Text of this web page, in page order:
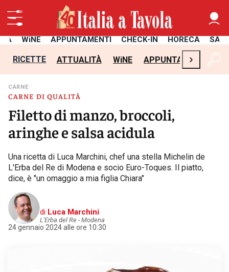
WiNE APPUNTAMENTI CHECK-IN HORECA
RICETTE ATTUALITÀ WiNE APPUNTAMENTI
›
CARNE DI QUALITÀ
CARNE
Filetto di manzo, broccoli,
aringhe e salsa acidula
Una ricetta di Luca Marchini, chef una stella Michelin de
L'Erba del Re di Modena e socio Euro-Toques. Il piatto,
dice, è "un omaggio a mia figlia Chiara"
di Luca Marchini
L'Erba del Re - Modena
24 gennaio 2024 alle ore 10:30